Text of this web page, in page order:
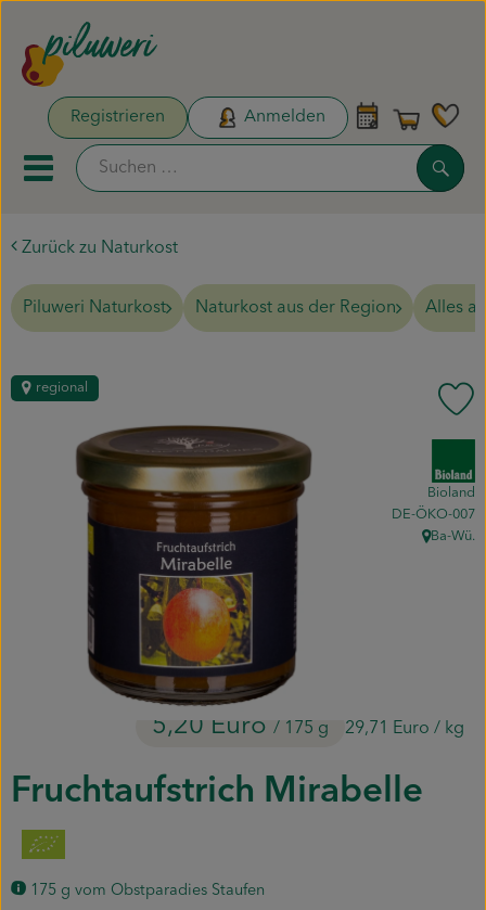
Registrieren Anmelden
Mobiles Menu öffnen oder
Unsere Biokisten
Aktionen & Neues
Pflanzen & Säen
Piluweri im Glas
Blumensträuße
Naturkost
Kühltheke
Backwaren
Gemüsekiste
Zurück zu Naturkost
Piluweri Naturkost Naturkost aus der Region Alles
Fruchtaufstrich Mirabelle
175 g vom Obstparadies Staufen
5,20 Euro / 175 g 29,71 Euro / kg
regional
Bioland
, Kontrollstelle:
DE-ÖKO-007
, Herkunft:
Ba-Wü.